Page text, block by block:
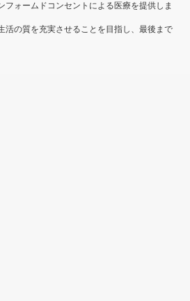
フォームドコンセントによる医療を提供しま
活の質を充実させることを目指し、最後まで